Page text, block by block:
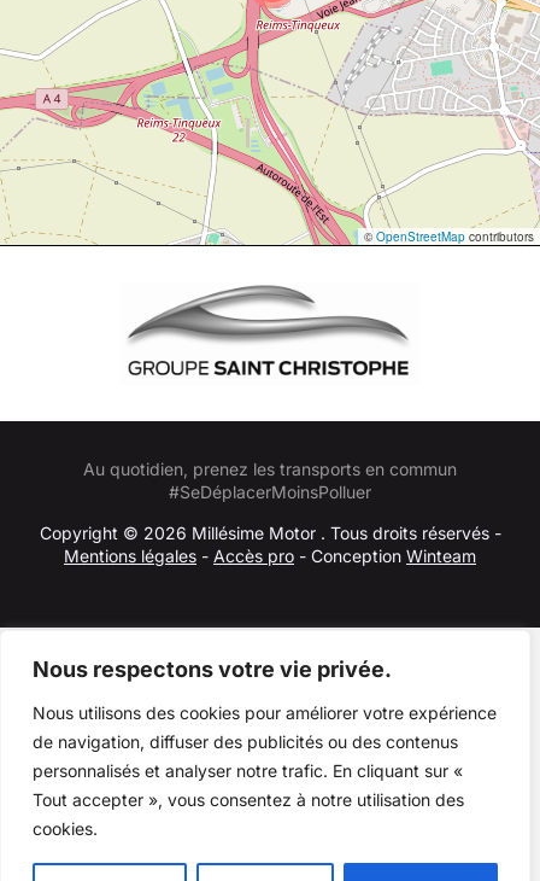
Nous respectons votre vie privée.
Nous utilisons des cookies pour améliorer votre expérience
de navigation, diffuser des publicités ou des contenus
personnalisés et analyser notre trafic. En cliquant sur «
Tout accepter », vous consentez à notre utilisation des
cookies.
©OpenStreetMap contributors
Au quotidien, prenez les transports en commun
#SeDéplacerMoinsPolluer
Copyright © 2026 Millésime Motor . Tous droits réservés -
Mentions légales - Accès pro - Conception Winteam